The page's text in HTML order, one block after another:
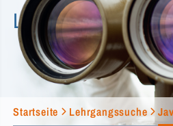
Lehrgangssuche
Startseite Lehrgangssuche